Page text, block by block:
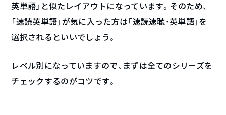
英単語」と似たレイアウトになっています。そのため、
「速読英単語」が気に入った方は「速読速聴・英単語」を
選択されるといいでしょう。
レベル別になっていますので、まずは全てのシリーズを
チェックするのがコツです。